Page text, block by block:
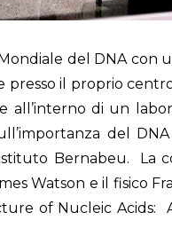
del DNA con
il proprio
all’interno di un
del
Bernabeu. La
Watson e il fisico
of Nucleic Acids: